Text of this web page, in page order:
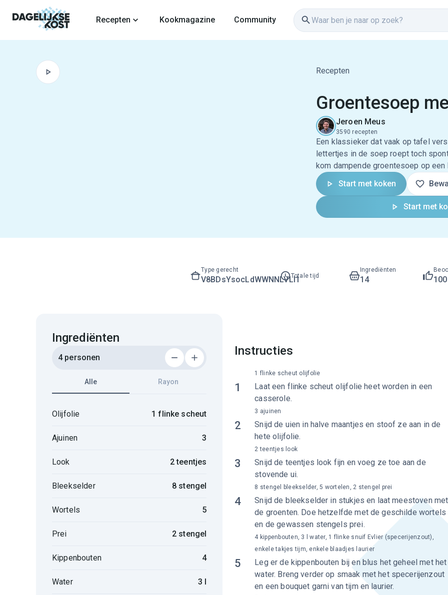
Recepten
Kookmagazine Community
Recepten
Groentesoep
Jeroen Meus
3590 recepten
Een klassieker dat vaak op tafel
lettertjes in de soep roept toch
kom dampende groentesoep op
Start met koken
Start met
Type gerecht
V8BDsYsocLdWWNNLVLI1Totale tijd
Ingrediënten
14
Ingrediënten
4 personen
Alle Rayon
Olijfolie 1 flinke scheut
Ajuinen 3
Look 2 teentjes
Bleekselder 8 stengel
Wortels 5
Prei 2 stengel
Kippenbouten 4
Water 3 l
Instructies
1
Laat een flinke scheut olijfolie heet worden in een
casserole.
1 flinke scheut olijfolie
2
Snijd de uien in halve maantjes en stoof ze aan in de
hete olijfolie.
3 ajuinen
3
Snijd de teentjes look fijn en voeg ze toe aan de
stovende ui.
2 teentjes look
4
Snijd de bleekselder in stukjes en laat meestoven met
de groenten. Doe hetzelfde met de geschilde wortels
en de gewassen stengels prei.
8 stengel bleekselder, 5 wortelen, 2 stengel prei
5
Leg er de kippenbouten bij en blus het geheel met het
water. Breng verder op smaak met het specerijenzout
en een bouquet garni van tijm en laurier.
4 kippenbouten, 3 l water, 1 flinke snuif Evlier (specerijenzout),
enkele takjes tijm, enkele blaadjes laurier